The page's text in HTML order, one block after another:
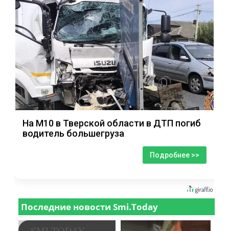
На М10 в Тверской области в ДТП погиб
водитель большегруза
Подробнее >>